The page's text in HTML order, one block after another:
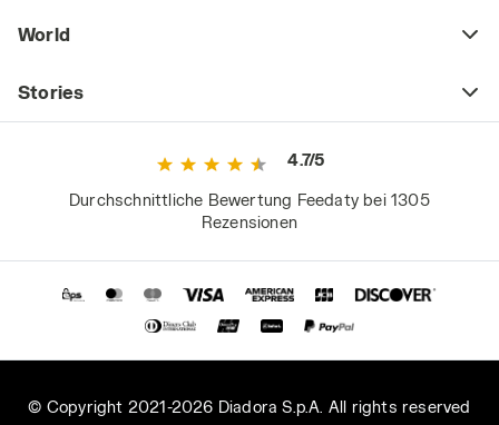
World
Stories
4.7/5
Durchschnittliche Bewertung Feedaty bei 1305
Rezensionen
© Copyright 2021-2026 Diadora S.p.A. All rights reserved